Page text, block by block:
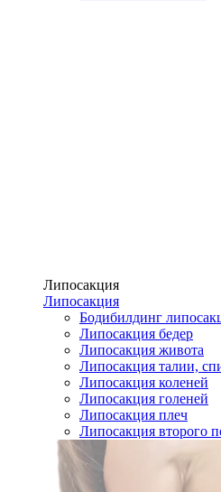
Липосакция
Липосакция
Бодибилдинг
Липосакция бедер
Липосакция живота
Липосакция талии,
Липосакция коленей
Липосакция голеней
Липосакция плеч
Липосакция второго